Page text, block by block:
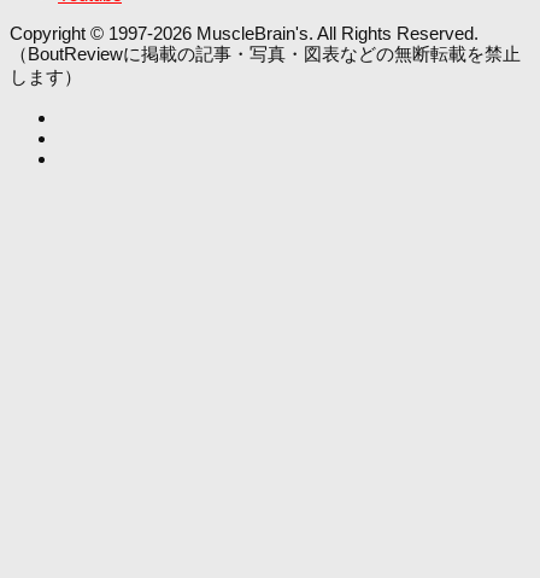
Copyright © 1997-2026 MuscleBrain's. All Rights Reserved.
（BoutReviewに掲載の記事・写真・図表などの無断転載を禁止
します）